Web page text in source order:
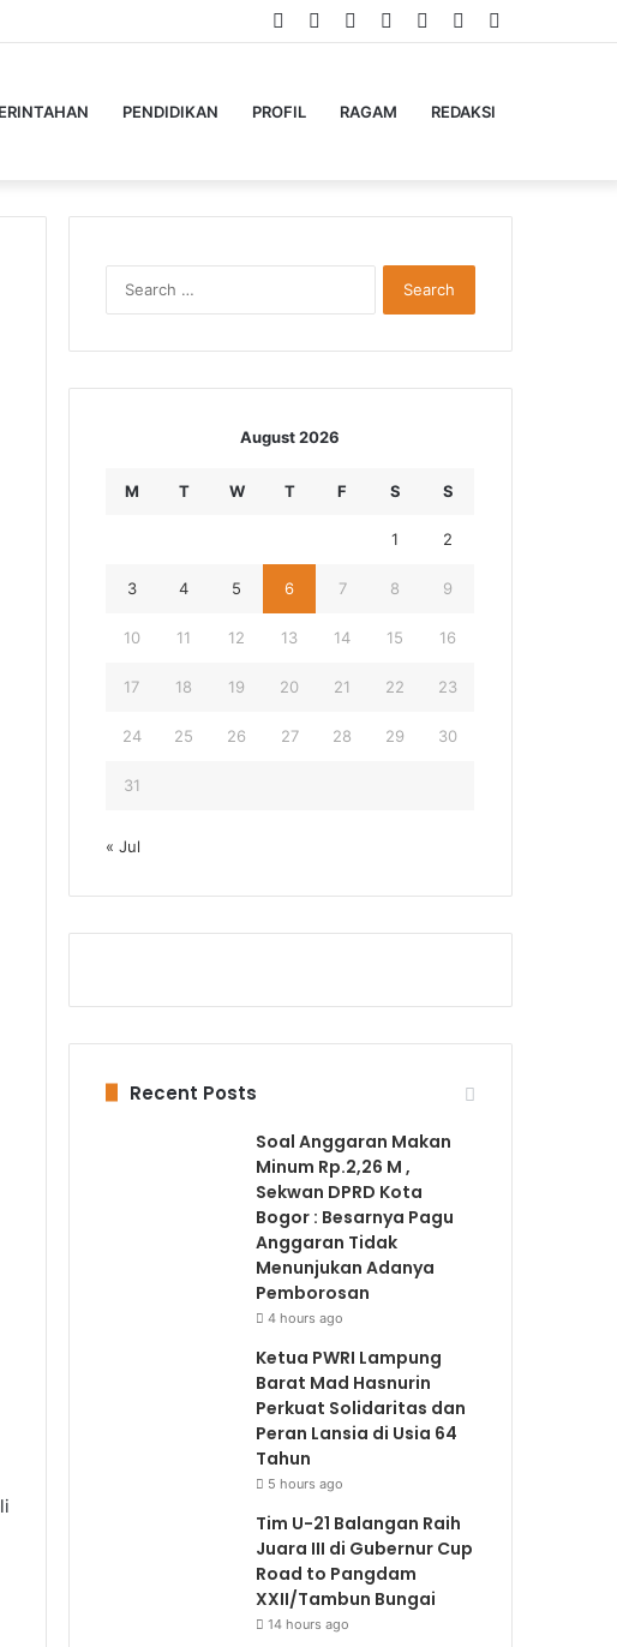
Random
Log
Instagram
YouTube
Twitter
Facebook
PENDIDIKAN PROFIL RAGAM REDAKSI
August 2026
M T W T F S S
1 2
3 4 5 6 7 8 9
10 11 12 13 14 15 16
17 18 19 20 21 22 23
24 25 26 27 28 29 30
31
« Jul
Recent Posts
Soal Anggaran Makan
Minum Rp.2,26 M ,
Sekwan DPRD Kota
Bogor : Besarnya Pagu
Anggaran Tidak
Menunjukan Adanya
Pemborosan
4 hours ago
Ketua PWRI Lampung
Barat Mad Hasnurin
Perkuat Solidaritas dan
Peran Lansia di Usia 64
Tahun
5 hours ago
Tim U-21 Balangan Raih
Juara III di Gubernur Cup
Road to Pangdam
XXII/Tambun Bungai
14 hours ago